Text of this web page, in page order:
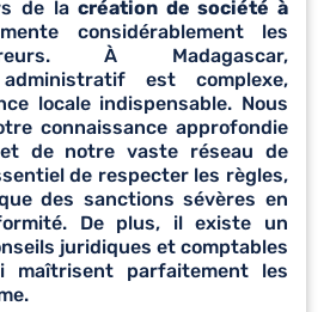
de lacréation de société à
considérablement les
À Madagascar,
administratif est complexe,
locale indispensable. Nous
connaissance approfondie
de notre vaste réseau de
de respecter les règles,
des sanctions sévères en
De plus, il existe un
juridiques et comptables
maîtrisent parfaitement les